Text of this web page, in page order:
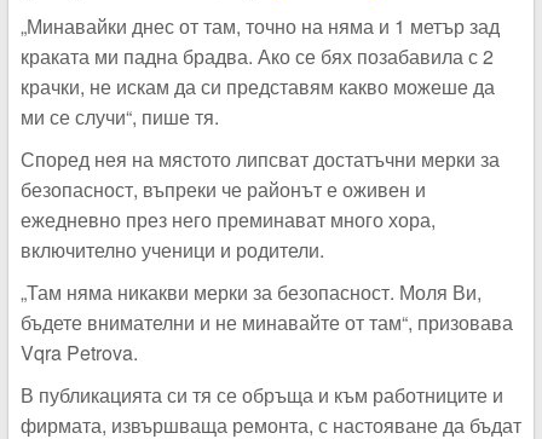
„Минавайки днес от там, точно на няма и 1 метър зад
краката ми падна брадва. Ако се бях позабавила с 2
крачки, не искам да си представям какво можеше да
ми се случи“, пише тя.
Според нея на мястото липсват достатъчни мерки за
безопасност, въпреки че районът е оживен и
ежедневно през него преминават много хора,
включително ученици и родители.
„Там няма никакви мерки за безопасност. Моля Ви,
бъдете внимателни и не минавайте от там“, призовава
Vqra Petrova.
В публикацията си тя се обръща и към работниците и
фирмата, извършваща ремонта, с настояване да бъдат